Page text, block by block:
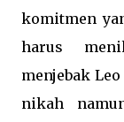
komitmen
harus
menjebak
nikah